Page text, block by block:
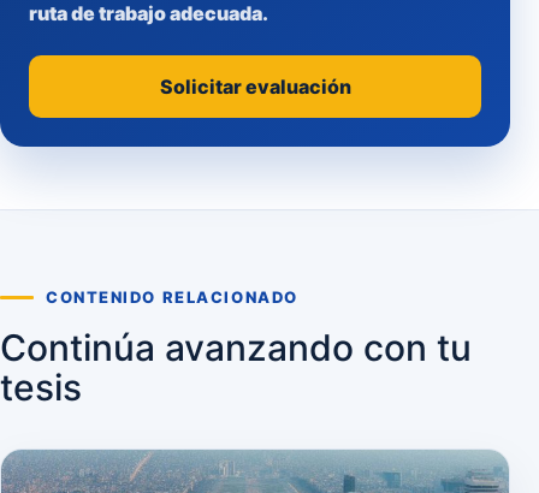
ruta de trabajo adecuada.
Solicitar evaluación
CONTENIDO RELACIONADO
Continúa avanzando con tu
tesis